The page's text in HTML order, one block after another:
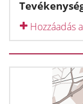
Hozzáadás